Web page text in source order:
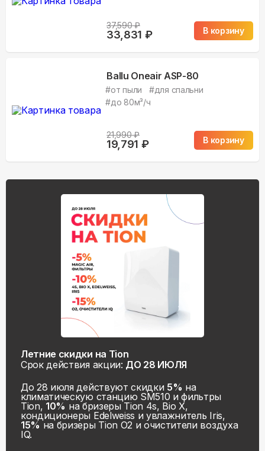
37,590₽
33,831 ₽ В корзину
Ballu Oneair ASP-80
#от пыли #для спальни
#до 80м³/ч
21,990₽
19,791 ₽ В корзину
Летние скидки на Tion
Срок действия акции: ДО 28 ИЮЛЯ
До 28 июля действуют скидки 5% на
климатическую станцию SM510 и фильтры
Tion, 10% на бризеры Tion 4s, Bio X,
кондиционеры Edelweiss и увлажнитель Iris,
15% на бризеры Tion O2 и очистители воздуха
IQ.